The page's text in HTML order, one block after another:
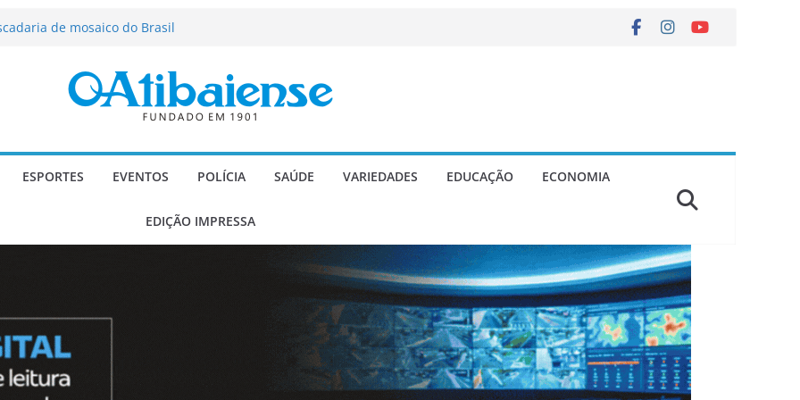
segurança, limpeza dos
candidato a deputado
de agosto de 2026
ESPORTES EVENTOS POLÍCIA SAÚDE VARIEDADES EDUCAÇÃO ECONOMIA
EDIÇÃO IMPRESSA